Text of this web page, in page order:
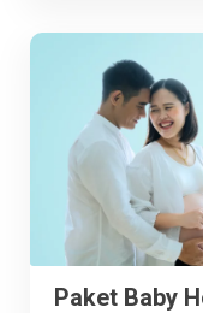
pengalaman
berkualitas
kami layani.